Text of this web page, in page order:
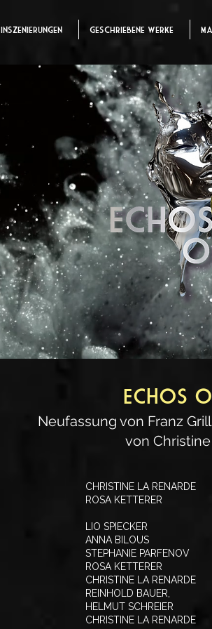
Inszenierungen Geschriebene Werke
ECHOS
Neufassung von Franz
von
CHRISTINE LA RENARDE
ROSA KETTERER
LIO SPIECKER
ANNA BILOUS
STEPHANIE PARFENOV
ROSA KETTERER
CHRISTINE LA RENARDE
REINHOLD BAUER,
HELMUT SCHREIER
CHRISTINE LA RENARDE